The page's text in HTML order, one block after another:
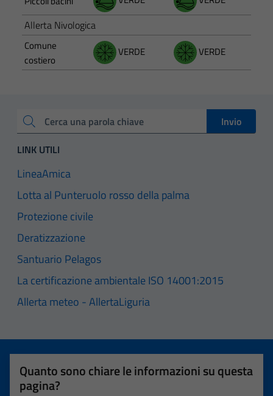
Allerta Nivologica
Comune
costiero
VERDE VERDE
Cerca una parola chiave
Invio
LINK UTILI
LineaAmica
Lotta al Punteruolo rosso della palma
Protezione civile
Deratizzazione
Santuario Pelagos
La certificazione ambientale ISO 14001:2015
Allerta meteo - AllertaLiguria
Quanto sono chiare le informazioni su questa
pagina?